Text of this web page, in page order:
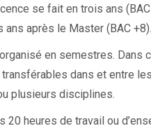
se fait en trois ans
après le Master (BAC +8).
en semestres. Dans
dans et entre
plusieurs disciplines.
heures de travail ou